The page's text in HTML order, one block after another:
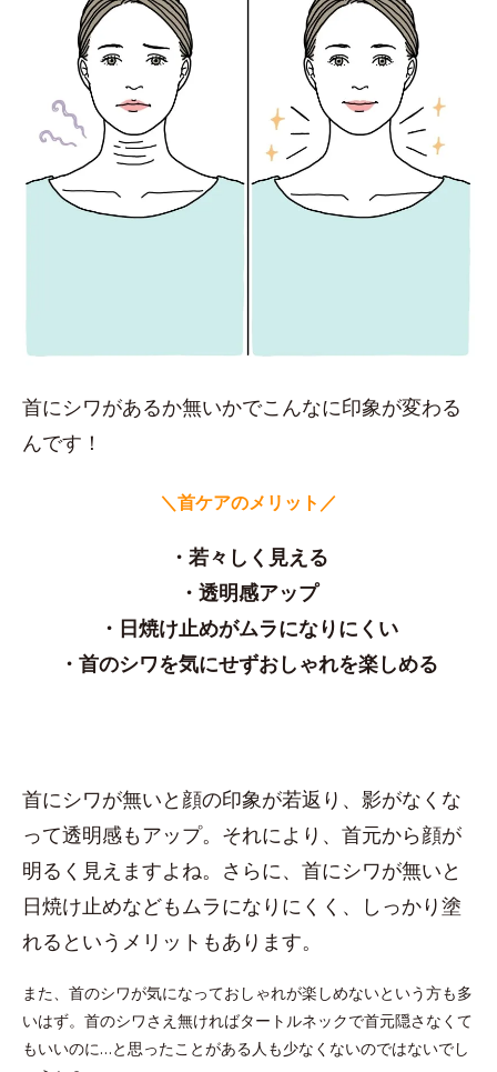
首にシワがあるか無いかでこんなに印象が変わる
んです！
＼首ケアのメリット／
・若々しく見える
・透明感アップ
・日焼け止めがムラになりにくい
・首のシワを気にせずおしゃれを楽しめる
首にシワが無いと顔の印象が若返り、影がなくな
って透明感もアップ。それにより、首元から顔が
明るく見えますよね。さらに、首にシワが無いと
日焼け止めなどもムラになりにくく、しっかり塗
れるというメリットもあります。
また、首のシワが気になっておしゃれが楽しめないという方も多
いはず。首のシワさえ無ければタートルネックで首元隠さなくて
もいいのに…と思ったことがある人も少なくないのではないでし